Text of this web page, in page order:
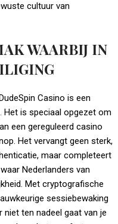
cultuur van
WAARBIJ IN
Casino is een
Het is speciaal opgezet om
een gereguleerd casino
Het vervangt geen sterk,
maar completeert
Nederlanders van
Met cryptografische
sessiebewaking
niet ten nadeel gaat van je